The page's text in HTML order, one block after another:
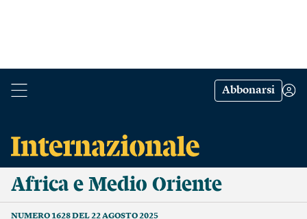
Abbonarsi
Africa e Medio Oriente
NUMERO 1628 DEL 22 AGOSTO 2025